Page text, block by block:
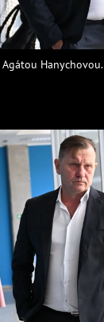
Hanychovou.